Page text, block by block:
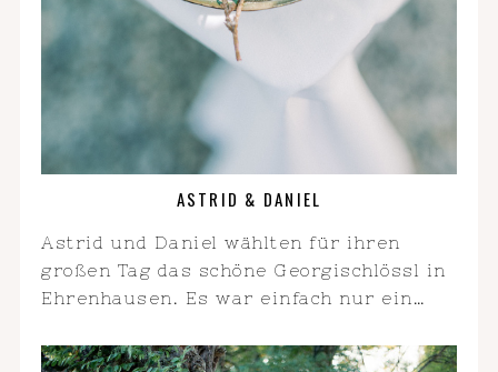
ASTRID & DANIEL
Astrid und Daniel wählten für ihren
großen Tag das schöne Georgischlössl in
Ehrenhausen. Es war einfach nur ein…